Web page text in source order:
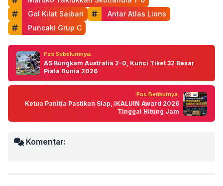
Gol Kilat Saibari
Antar Atlas Lions
Puncaki Grup C
Pos Sebelumnya:
AS Bungkam Australia 2-0, Kunci Tiket 32 Besar
Piala Dunia 2026
Pos Berikutnya:
Ketua Panitia Pastikan Siap, IKALUIN Award 2026
Tinggal Hitung Jam
Komentar: